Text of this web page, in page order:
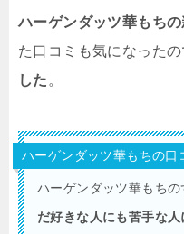
ハーゲンダッツ華もち
た口コミも気になったの
した。
ハーゲンダッツ華もちの口
ハーゲンダッツ華もち
だ好きな人にも苦手な人